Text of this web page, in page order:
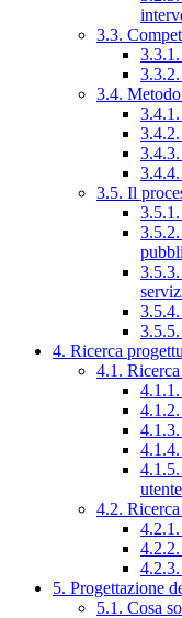
3.3.
3.4.
3.5. Il
4. Ricerca
4.1.
utente
4.2.
5. Progettazione
5.1. Cosa